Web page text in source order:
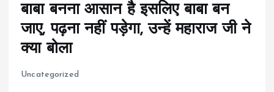
बाबा बनना आसान है इसलिए बाबा बन
जाए, पढ़ना नहीं पड़ेगा, उन्हें महाराज जी ने
क्या बोला
Uncategorized